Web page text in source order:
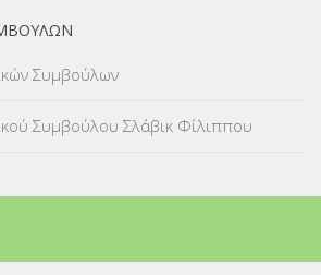
Συμβούλων
Συμβούλου Σλάβικ Φίλιππου